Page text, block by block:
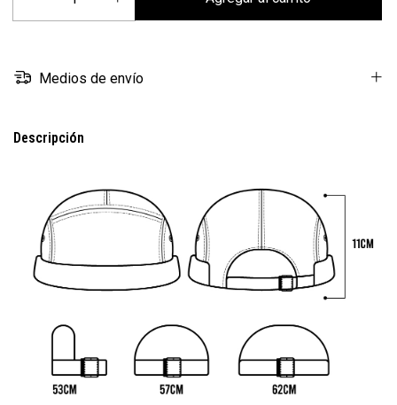
Medios de envío
Descripción